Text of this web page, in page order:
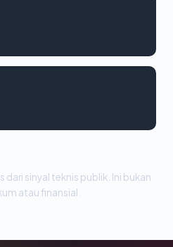
sinyal teknis publik. Ini bukan
atau finansial.